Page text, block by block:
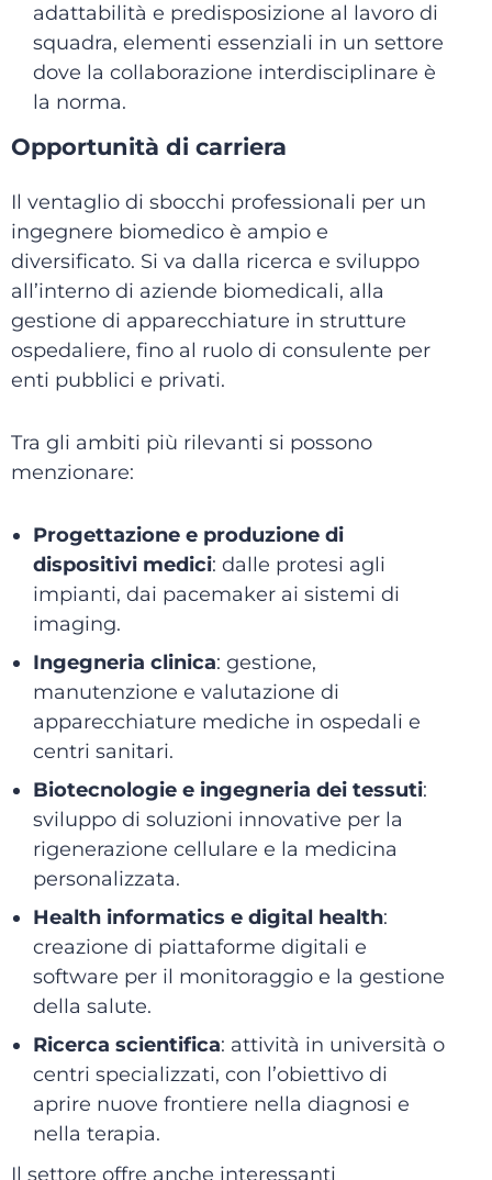
adattabilità e predisposizione al lavoro di
squadra, elementi essenziali in un settore
dove la collaborazione interdisciplinare è
la norma.
Opportunità di carriera
Il ventaglio di sbocchi professionali per un
ingegnere biomedico è ampio e
diversificato. Si va dalla ricerca e sviluppo
all’interno di aziende biomedicali, alla
gestione di apparecchiature in strutture
ospedaliere, fino al ruolo di consulente per
enti pubblici e privati.
Tra gli ambiti più rilevanti si possono
menzionare:
Progettazione e produzione di
dispositivi medici: dalle protesi agli
impianti, dai pacemaker ai sistemi di
imaging.
Ingegneria clinica: gestione,
manutenzione e valutazione di
apparecchiature mediche in ospedali e
centri sanitari.
Biotecnologie e ingegneria dei tessuti:
sviluppo di soluzioni innovative per la
rigenerazione cellulare e la medicina
personalizzata.
Health informatics e digital health:
creazione di piattaforme digitali e
software per il monitoraggio e la gestione
della salute.
Ricerca scientifica: attività in università o
centri specializzati, con l’obiettivo di
aprire nuove frontiere nella diagnosi e
nella terapia.
Il settore offre anche interessanti